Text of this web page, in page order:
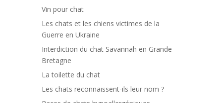
Vin pour chat
Les chats et les chiens victimes de la
Guerre en Ukraine
Interdiction du chat Savannah en Grande
Bretagne
La toilette du chat
Les chats reconnaissent-ils leur nom ?